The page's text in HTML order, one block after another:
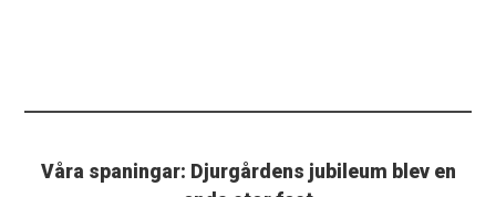
Våra spaningar: Djurgårdens jubileum blev en